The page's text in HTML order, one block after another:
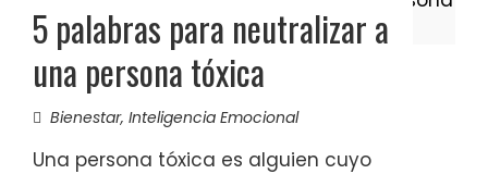
5 palabras para neutralizar a
una persona tóxica
Bienestar, Inteligencia Emocional
Una persona tóxica es alguien cuyo